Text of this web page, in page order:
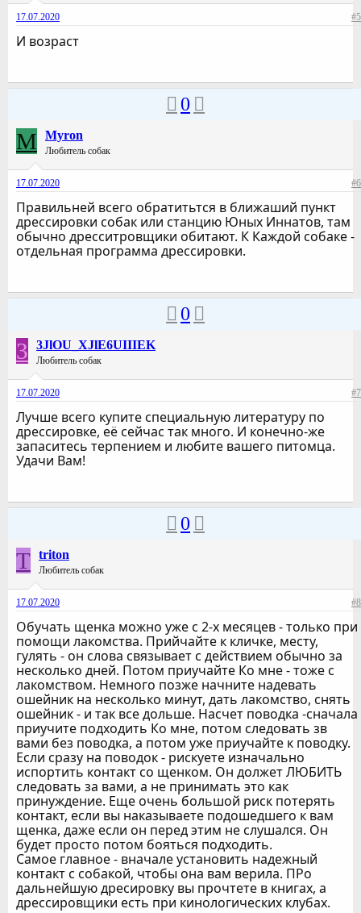
17.07.2020 #5
И возраст
0
M Myron
Любитель собак
17.07.2020 #6
Правильней всего обратитьтся в ближаший пункт
дрессировки собак или станцию Юных Иннатов, там
обычно дресситровщики обитают. К Каждой собаке -
отдельная программа дрессировки.
0
3 3JlOU_XJlE6UIIIEK
Любитель собак
17.07.2020 #7
Лучше всего купите специальную литературу по
дрессировке, её сейчас так много. И конечно-же
запаситесь терпением и любите вашего питомца.
Удачи Вам!
0
T triton
Любитель собак
17.07.2020 #8
Обучать щенка можно уже с 2-х месяцев - только при
помощи лакомства. Прийчайте к кличке, месту,
гулять - он слова связывает с действием обычно за
несколько дней. Потом приучайте Ко мне - тоже с
лакомством. Немного позже начните надевать
ошейник на несколько минут, дать лакомство, снять
ошейник - и так все дольше. Насчет поводка -сначала
приучите подходить Ко мне, потом следовать зв
вами без поводка, а потом уже приучайте к поводку.
Если сразу на поводок - рискуете изначально
испортить контакт со щенком. Он должет ЛЮБИТЬ
следовать за вами, а не принимать это как
принуждение. Еще очень большой риск потерять
контакт, если вы наказываете подошедшего к вам
щенка, даже если он перед этим не слушался. Он
будет просто потом бояться подходить.
Самое главное - вначале установить надежный
контакт с собакой, чтобы она вам верила. ПРо
дальнейшую дресировку вы прочтете в книгах, а
дрессировщики есть при кинологических клубах.